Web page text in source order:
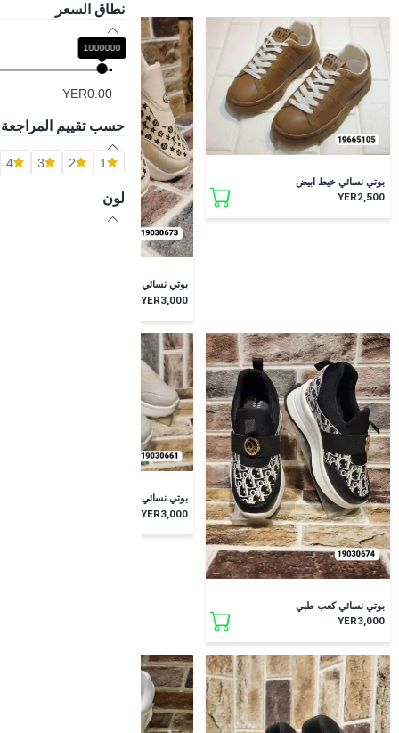
نطاق السعر
1000000
YER0.00
حسب تقييم المراجعة
1
2
3
4
لون
بوتي نسائي خيط ابيض
YER2,500
بوتي نسائي كعب طبي
YER3,000
بوتي نسائي كعب طبي
YER3,000
بوتي نسائي كعب طبي
YER3,000